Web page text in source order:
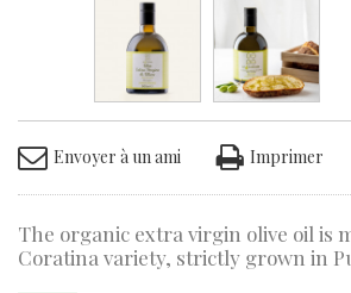
Envoyer à un ami Imprimer
The organic extra virgin olive oil is
Coratina variety, strictly grown in